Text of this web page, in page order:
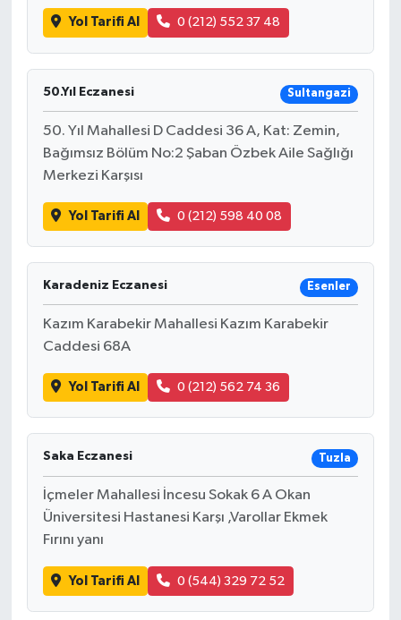
Yol Tarifi Al 0 (212) 552 37 48
50.Yıl Eczanesi Sultangazi
50. Yıl Mahallesi D Caddesi 36 A, Kat: Zemin,
Bağımsız Bölüm No:2 Şaban Özbek Aile Sağlığı
Merkezi Karşısı
Yol Tarifi Al 0 (212) 598 40 08
Karadeniz Eczanesi Esenler
Kazım Karabekir Mahallesi Kazım Karabekir
Caddesi 68A
Yol Tarifi Al 0 (212) 562 74 36
Saka Eczanesi Tuzla
İçmeler Mahallesi İncesu Sokak 6 A Okan
Üniversitesi Hastanesi Karşı ,Varollar Ekmek
Fırını yanı
Yol Tarifi Al 0 (544) 329 72 52